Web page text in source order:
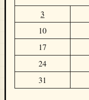
3
10
17
24
31